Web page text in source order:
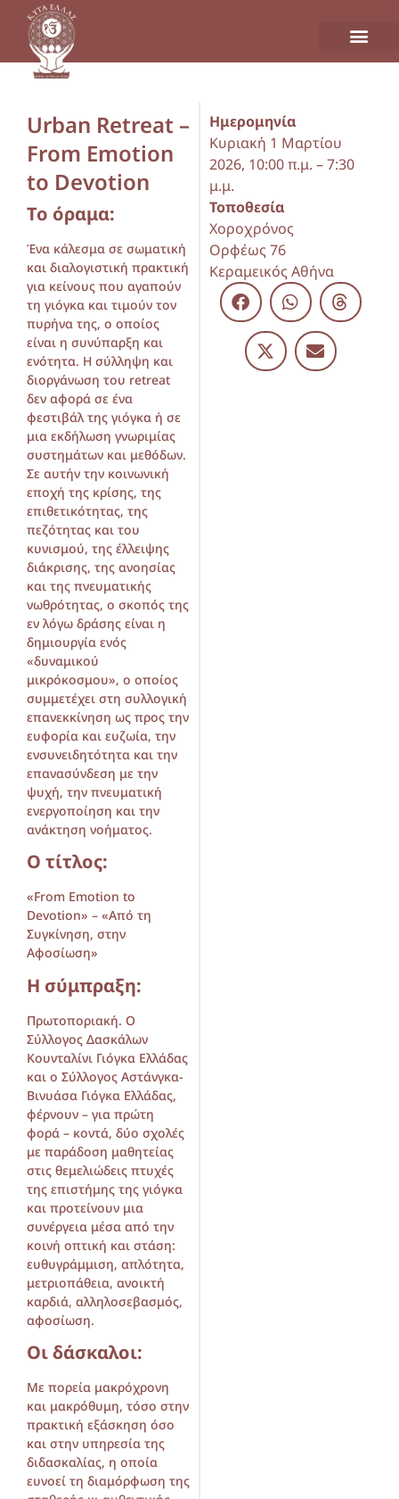
Urban Retreat –
From Emotion
to Devotion
Το όραμα:
Ένα κάλεσμα σε σωματική
και διαλογιστική πρακτική
για κείνους που αγαπούν
τη γιόγκα και τιμούν τον
πυρήνα της, ο οποίος
είναι η συνύπαρξη και
ενότητα. Η σύλληψη και
διοργάνωση του retreat
δεν αφορά σε ένα
φεστιβάλ της γιόγκα ή σε
μια εκδήλωση γνωριμίας
συστημάτων και μεθόδων.
Σε αυτήν την κοινωνική
εποχή της κρίσης, της
επιθετικότητας, της
πεζότητας και του
κυνισμού, της έλλειψης
διάκρισης, της ανοησίας
και της πνευματικής
νωθρότητας, ο σκοπός της
εν λόγω δράσης είναι η
δημιουργία ενός
«δυναμικού
μικρόκοσμου», ο οποίος
συμμετέχει στη συλλογική
επανεκκίνηση ως προς την
ευφορία και ευζωία, την
ενσυνειδητότητα και την
επανασύνδεση με την
ψυχή, την πνευματική
ενεργοποίηση και την
ανάκτηση νοήματος.
Ο τίτλος:
«From Emotion to
Devotion» – «Από τη
Συγκίνηση, στην
Αφοσίωση»
Η σύμπραξη:
Πρωτοποριακή. Ο
Σύλλογος Δασκάλων
Κουνταλίνι Γιόγκα Ελλάδας
και ο Σύλλογος Αστάνγκα-
Βινυάσα Γιόγκα Ελλάδας,
φέρνουν – για πρώτη
φορά – κοντά, δύο σχολές
με παράδοση μαθητείας
στις θεμελιώδεις πτυχές
της επιστήμης της γιόγκα
και προτείνουν μια
συνέργεια μέσα από την
κοινή οπτική και στάση:
ευθυγράμμιση, απλότητα,
μετριοπάθεια, ανοικτή
καρδιά, αλληλοσεβασμός,
αφοσίωση.
Οι δάσκαλοι:
Με πορεία μακρόχρονη
και μακρόθυμη, τόσο στην
πρακτική εξάσκηση όσο
και στην υπηρεσία της
διδασκαλίας, η οποία
ευνοεί τη διαμόρφωση της
Ημερομηνία
Κυριακή 1 Μαρτίου
2026, 10:00 π.μ. – 7:30
μ.μ.
Τοποθεσία
Χοροχρόνος
Ορφέως 76
Κεραμεικός Αθήνα